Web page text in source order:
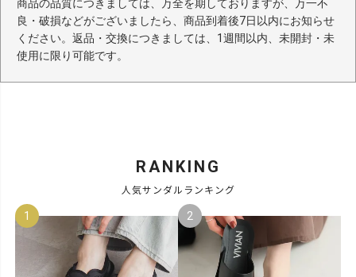
商品の品質につきましては、万全を期しておりますが、万一不
良・破損などがございましたら、商品到着後7日以内にお知らせ
ください。返品・交換につきましては、1週間以内、未開封・未
使用に限り可能です。
RANKING
人気サンダルランキング